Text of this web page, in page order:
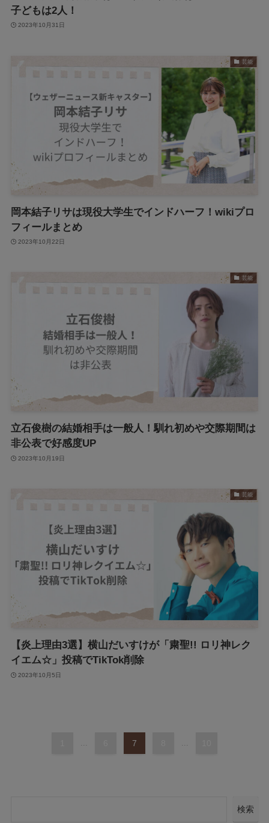
子どもは2人！
2023年10月31日
芸能
岡本結子リサは現役大学生でインドハーフ！wikiプロ
フィールまとめ
2023年10月22日
芸能
立石俊樹の結婚相手は一般人！馴れ初めや交際期間は
非公表で好感度UP
2023年10月19日
芸能
【炎上理由3選】横山だいすけが「粛聖!! ロリ神レク
イエム☆」投稿でTikTok削除
2023年10月5日
... 7 ...
検索